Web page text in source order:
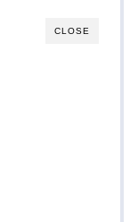
CLOSE